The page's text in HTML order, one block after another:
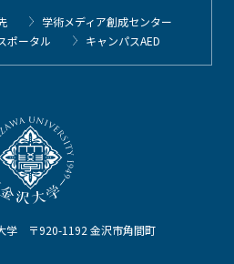
学 〒920-1192 金沢市角間町
学術メディア創成センター
ポータル
キャンパスAED